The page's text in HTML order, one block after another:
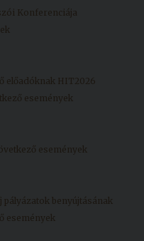
Konferenciája
előadóknak HIT2026
események
események
benyújtásának
események